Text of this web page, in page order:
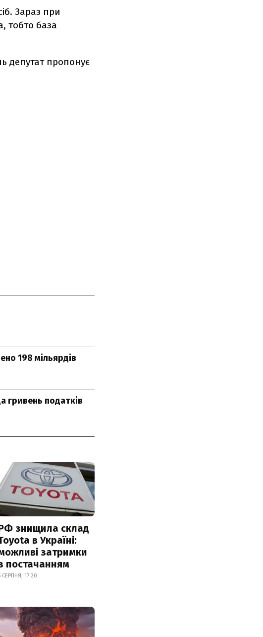
Зараз при
тобто база
депутат пропонує
198 мільярдів
гривень податків
знищила склад
в Україні:
затримки
постачанням
СЕРПНЯ, 17:20